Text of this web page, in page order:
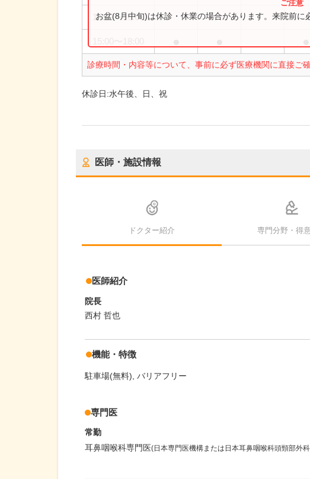
14:30〜16:00
診療時間・内容等について、事前に必ず医療機関に直接ご確
お盆(8月中旬)は休診・休業の場合があります。来院前に
休診日:水午後、日、祝
医師・施設情報
ドクター紹介 専門分野・得
医師紹介
院長
西村 哲也
機能・特徴
駐車場(無料) バリアフリー
専門医
常勤
耳鼻咽喉科専門医(日本専門医機構または日本耳鼻咽喉科頭頸部外